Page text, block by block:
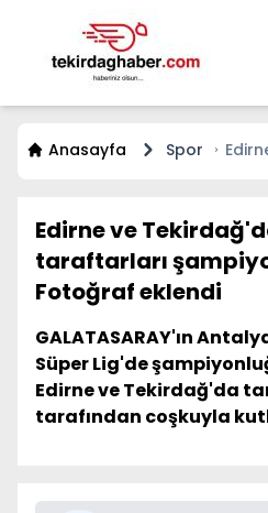
Anasayfa Spor
Edirne ve
taraftarları
Fotoğraf eklendi
GALATASARAY'ın
Süper Lig'de
Edirne ve Tekirdağ'da
tarafından coşkuyla